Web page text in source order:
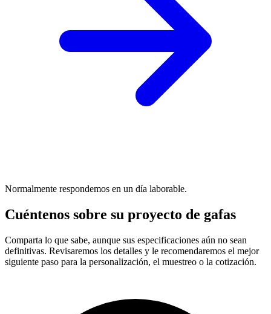
Normalmente respondemos en un día laborable.
Cuéntenos sobre su proyecto de gafas
Comparta lo que sabe, aunque sus especificaciones aún no sean
definitivas. Revisaremos los detalles y le recomendaremos el mejor
siguiente paso para la personalización, el muestreo o la cotización.